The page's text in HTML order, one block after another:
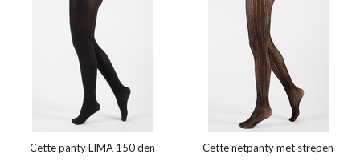
Cette panty LIMA 150 den Cette netpanty met strepen